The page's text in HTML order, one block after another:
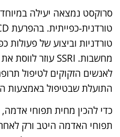
סרוקסט נמצאה יעילה
טורדניות וביצוע של פעולות
מחשבות. SSRI עוזר לווסת את המצב ולשפר אותו.
לאנשים הזקוקים לטיפול
התועלת שבטיפול
כדי להכין מחית תפוחי
תפוחי האדמה היטב ורק